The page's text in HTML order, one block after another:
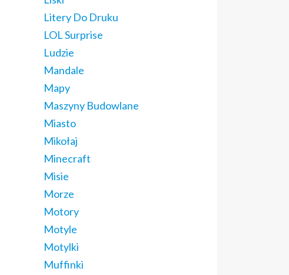
Litery Do Druku
LOL Surprise
Ludzie
Mandale
Mapy
Maszyny Budowlane
Miasto
Mikołaj
Minecraft
Misie
Morze
Motory
Motyle
Motylki
Muffinki